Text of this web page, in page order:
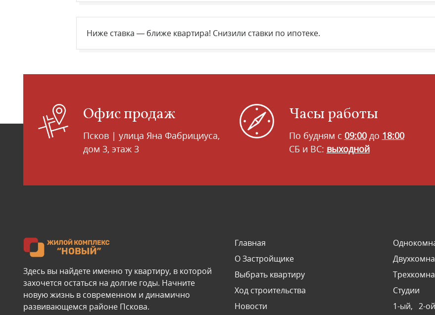
Навигация
Ниже ставка — ближе квартира! Снизили ставки по ипотеке.
Офис продаж
Псков | улица Яна Фабрициуса,
дом 3, этаж 3
Часы работы
По будням с 09:00до 18:00
СБ и ВС: выходной
Здесь вы найдете именно ту квартиру, в которой
захочется остаться на долгие годы. Начните
новую жизнь в современном и динамично
развивающемся районе Пскова.
Главная
О Застройщике
Выбрать квартиру
Ход строительства
Новости
Студии
1-ый, 2-